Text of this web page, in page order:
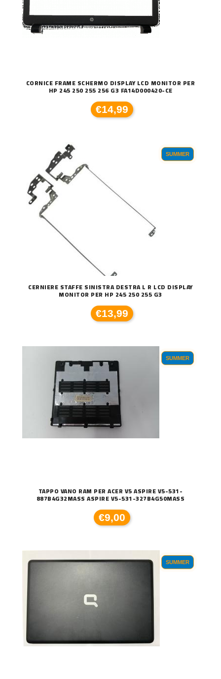
CORNICE FRAME SCHERMO DISPLAY LCD MONITOR PER
HP 245 250 255 256 G3 FA14D000420-CE
€14,99
SUMMER
CERNIERE STAFFE SINISTRA DESTRA L R LCD DISPLAY
MONITOR PER HP 245 250 255 G3
€13,99
SUMMER
TAPPO VANO RAM PER ACER V5 ASPIRE V5-531-
887B4G32MASS ASPIRE V5-531-327B4G50MASS
€9,00
SUMMER